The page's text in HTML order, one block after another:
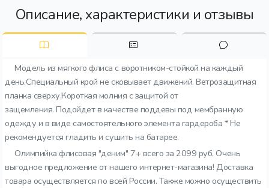
Описание, характеристики и отзывы
Модель из мягкого флиса с воротником-стойкой на каждый
день.Специальный крой не сковывает движений. Ветрозащитная
планка сверху.Короткая молния с защитой от
защемления. Подойдет в качестве поддевы под мембранную
одежду и в виде самостоятельного элемента гардероба * Не
рекомендуется гладить и сушить на батарее.
Олимпийка флисовая "деним" 7+ всего за 2099 руб. Очень
выгодное предложение от нашего интернет-магазина! Доставка
товара осуществляется по всей России. Также можно осуществить